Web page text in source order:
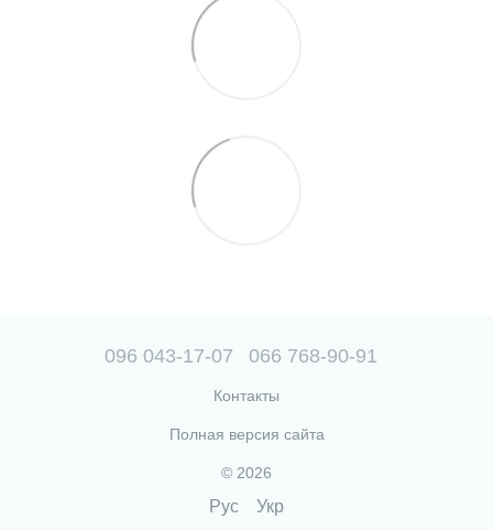
096 043-17-07 066 768-90-91
Контакты
Полная версия сайта
© 2026
Рус Укр